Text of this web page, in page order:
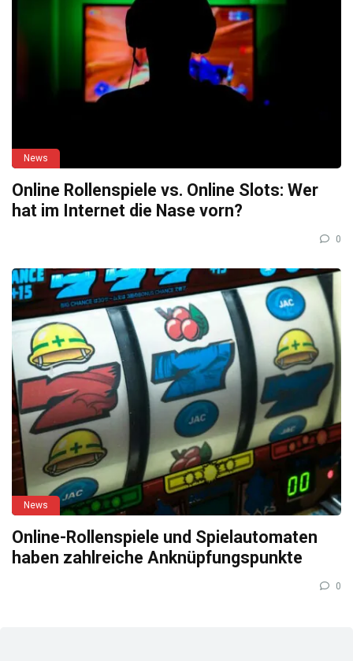
News
Online Rollenspiele vs. Online Slots: Wer
hat im Internet die Nase vorn?
0
News
Online-Rollenspiele und Spielautomaten
haben zahlreiche Anknüpfungspunkte
0